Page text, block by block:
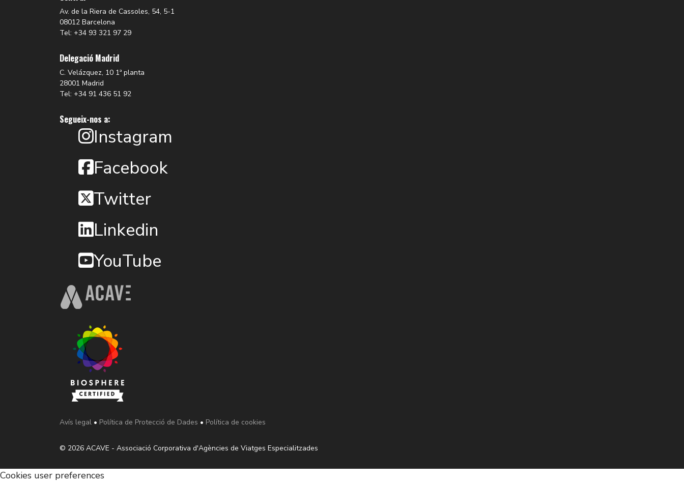
Av. de la Riera de Cassoles, 54, 5-1
08012 Barcelona
Tel: +34 93 321 97 29
Delegació Madrid
C. Velázquez, 10 1ª planta
28001 Madrid
Tel: +34 91 436 51 92
Segueix-nos a:
Instagram
Facebook
Twitter
Linkedin
YouTube
Avís legal • Política de Protecció de Dades • Política de cookies
© 2026 ACAVE - Associació Corporativa d'Agències de Viatges Especialitzades
Cookies user preferences